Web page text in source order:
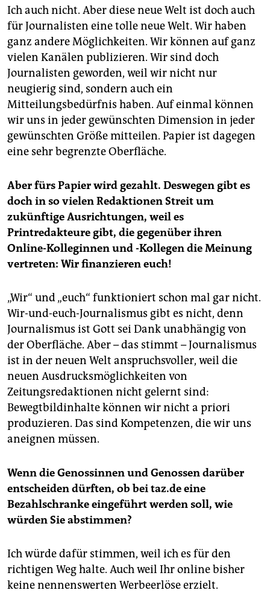
Ich auch nicht. Aber diese neue Welt ist doch auch
für Journalisten eine tolle neue Welt. Wir haben
ganz andere Möglichkeiten. Wir können auf ganz
vielen Kanälen publizieren. Wir sind doch
Journalisten geworden, weil wir nicht nur
neugierig sind, sondern auch ein
Mitteilungsbedürfnis haben. Auf einmal können
wir uns in jeder gewünschten Dimension in jeder
gewünschten Größe mitteilen. Papier ist dagegen
eine sehr begrenzte Oberfläche.
Aber fürs Papier wird gezahlt. Deswegen gibt es
doch in so vielen Redaktionen Streit um
zukünftige Ausrichtungen, weil es
Printredakteure gibt, die gegenüber ihren
Online-Kolleginnen und -Kollegen die Meinung
vertreten: Wir finanzieren euch!
„Wir“ und „euch“ funktioniert schon mal gar nicht.
Wir-und-euch-Journalismus gibt es nicht, denn
Journalismus ist Gott sei Dank unabhängig von
der Oberfläche. Aber – das stimmt – Journalismus
ist in der neuen Welt anspruchsvoller, weil die
neuen Ausdrucksmöglichkeiten von
Zeitungsredaktionen nicht gelernt sind:
Bewegtbildinhalte können wir nicht a priori
produzieren. Das sind Kompetenzen, die wir uns
aneignen müssen.
Wenn die Genossinnen und Genossen darüber
entscheiden dürften, ob bei taz.de eine
Bezahlschranke eingeführt werden soll, wie
würden Sie abstimmen?
Ich würde dafür stimmen, weil ich es für den
richtigen Weg halte. Auch weil Ihr online bisher
keine nennenswerten Werbeerlöse erzielt.